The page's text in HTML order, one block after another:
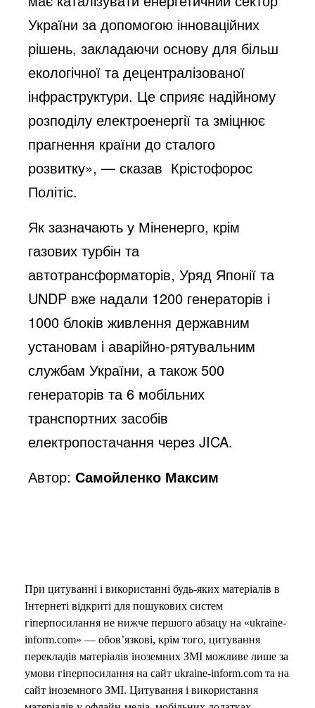
України за допомогою інноваційних
рішень, закладаючи основу для більш
екологічної та децентралізованої
інфраструктури. Це сприяє надійному
розподілу електроенергії та зміцнює
прагнення країни до сталого
розвитку», — сказав Крістофорос
Політіс.
Як зазначають у Міненерго, крім
газових турбін та
автотрансформаторів, Уряд Японії та
UNDP вже надали 1200 генераторів і
1000 блоків живлення державним
установам і аварійно-рятувальним
службам України, а також 500
генераторів та 6 мобільних
транспортних засобів
електропостачання через JICA.
Автор:Самойленко Максим
При цитуванні і використанні будь-яких матеріалів в
Інтернеті відкриті для пошукових систем
гіперпосилання не нижче першого абзацу на «ukraine-
inform.com» — обов’язкові, крім того, цитування
перекладів матеріалів іноземних ЗМІ можливе лише за
умови гіперпосилання на сайт ukraine-inform.com та на
сайт іноземного ЗМІ. Цитування і використання